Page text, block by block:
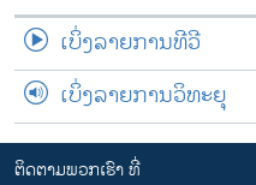
ເບິ່ງລາຍການທີວີ
ເບິ່ງລາຍການວິທະຍຸ
ຕິດຕາມພວກເຮົາ ທີ່